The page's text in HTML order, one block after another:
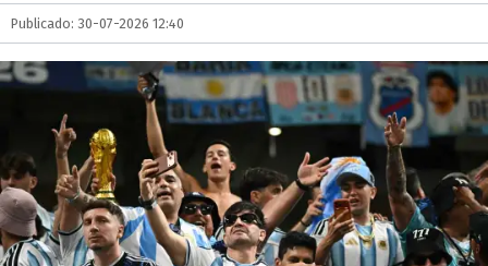
Publicado: 30-07-2026 12:40